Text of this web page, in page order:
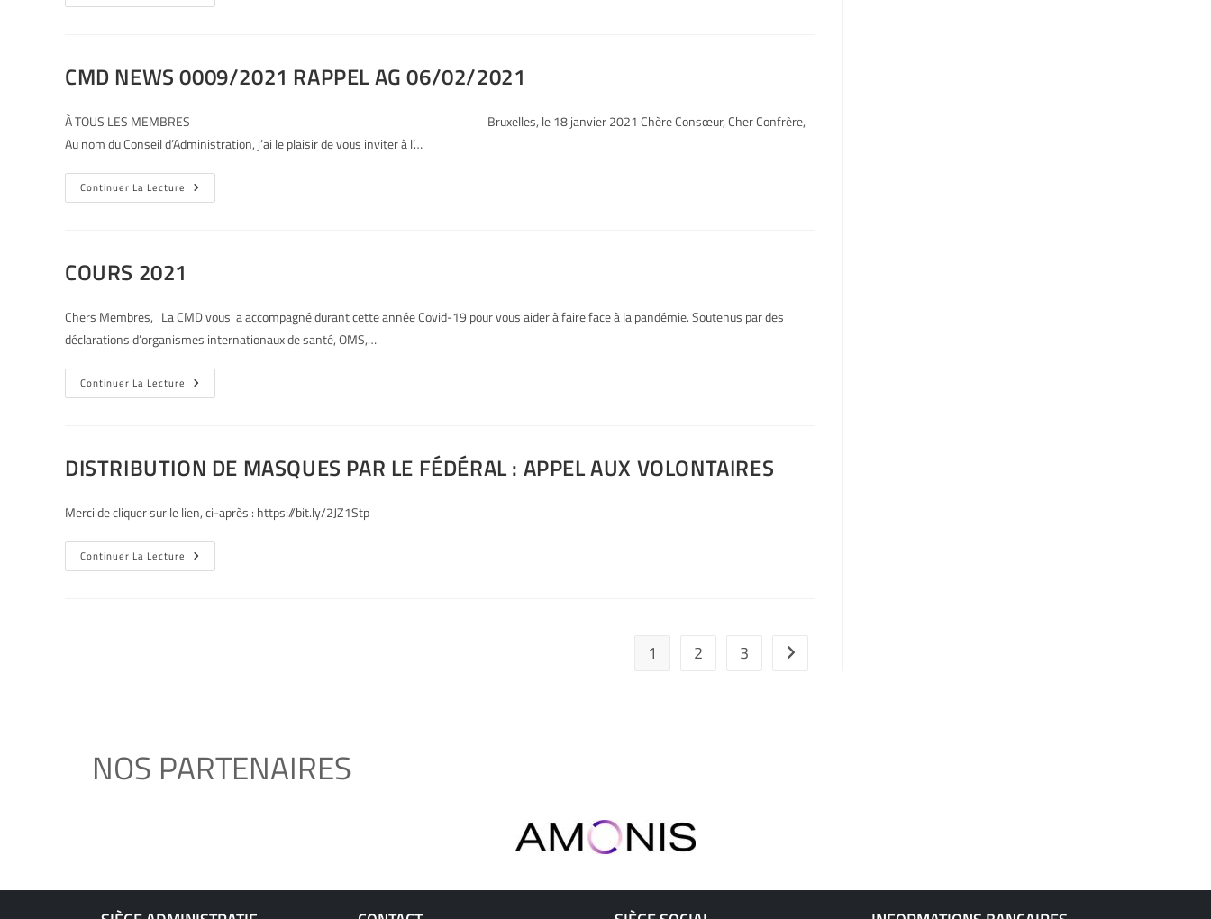
CMD NEWS 0009/2021 RAPPEL AG 06/02/2021
À TOUS LES MEMBRES Bruxelles, le 18 janvier 2021 Chère Consœur, Cher Confrère,
Au nom du Conseil d’Administration, j’ai le plaisir de vous inviter à l’…
Continuer La Lecture
COURS 2021
Chers Membres, La CMD vous a accompagné durant cette année Covid-19 pour vous aider à faire face à la pandémie. Soutenus par des
déclarations d’organismes internationaux de santé, OMS,…
Continuer La Lecture
DISTRIBUTION DE MASQUES PAR LE FÉDÉRAL : APPEL AUX VOLONTAIRES
Merci de cliquer sur le lien, ci-après : https://bit.ly/2JZ1Stp
Continuer La Lecture
1 2 3
NOS PARTENAIRES